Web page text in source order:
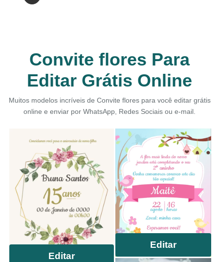
Convite flores Para
Editar Grátis Online
Muitos modelos incríveis de Convite flores para você editar grátis
online e enviar por WhatsApp, Redes Sociais ou e-mail.
Editar
Editar